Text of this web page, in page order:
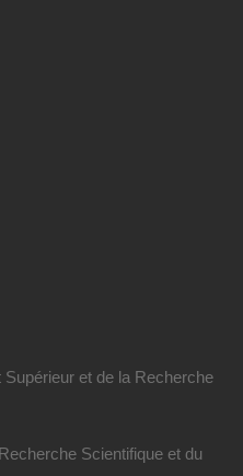
et de la Recherche
Scientifique et du